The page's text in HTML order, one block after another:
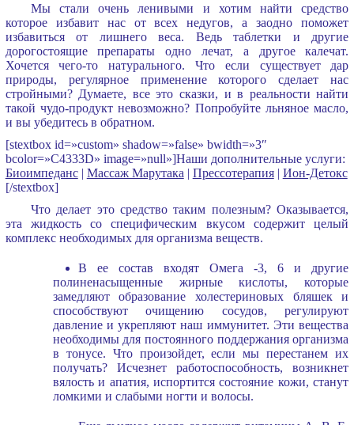
Мы стали очень ленивыми и хотим найти средство
которое избавит нас от всех недугов, а заодно поможет
избавиться от лишнего веса. Ведь таблетки и другие
дорогостоящие препараты одно лечат, а другое калечат.
Хочется чего-то натурального. Что если существует дар
природы, регулярное применение которого сделает нас
стройными? Думаете, все это сказки, и в реальности найти
такой чудо-продукт невозможно? Попробуйте льняное масло,
и вы убедитесь в обратном.
[stextbox id=»custom» shadow=»false» bwidth=»3″
bcolor=»C4333D» image=»null»]Наши дополнительные услуги:
Биоимпеданс| Массаж Марутака | Прессотерапия| Ион-Детокс
[/stextbox]
Что делает это средство таким полезным? Оказывается,
эта жидкость со специфическим вкусом содержит целый
комплекс необходимых для организма веществ.
В ее состав входят Омега -3, 6 и другие
полиненасыщенные жирные кислоты, которые
замедляют образование холестериновых бляшек и
способствуют очищению сосудов, регулируют
давление и укрепляют наш иммунитет. Эти вещества
необходимы для постоянного поддержания организма
в тонусе. Что произойдет, если мы перестанем их
получать? Исчезнет работоспособность, возникнет
вялость и апатия, испортится состояние кожи, станут
ломкими и слабыми ногти и волосы.